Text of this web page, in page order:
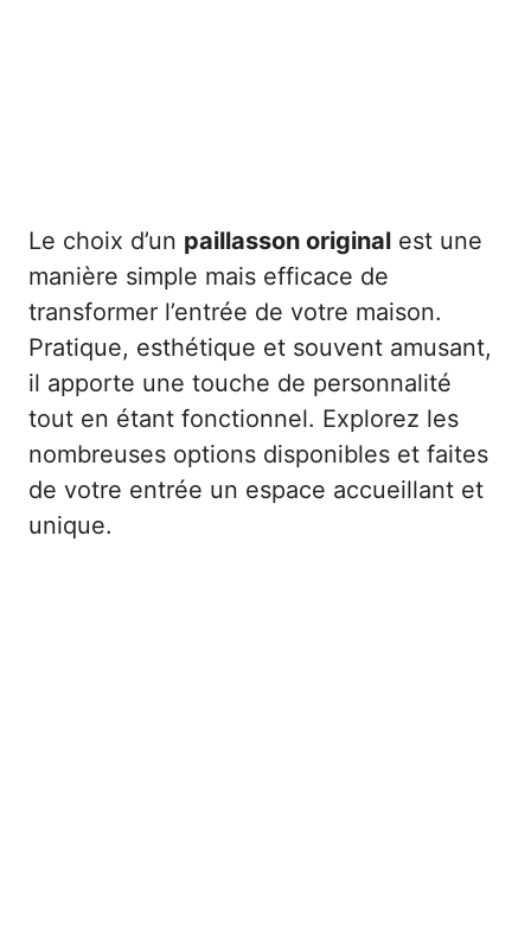
Le choix d’un paillasson original est une
manière simple mais efficace de
transformer l’entrée de votre maison.
Pratique, esthétique et souvent amusant,
il apporte une touche de personnalité
tout en étant fonctionnel. Explorez les
nombreuses options disponibles et faites
de votre entrée un espace accueillant et
unique.